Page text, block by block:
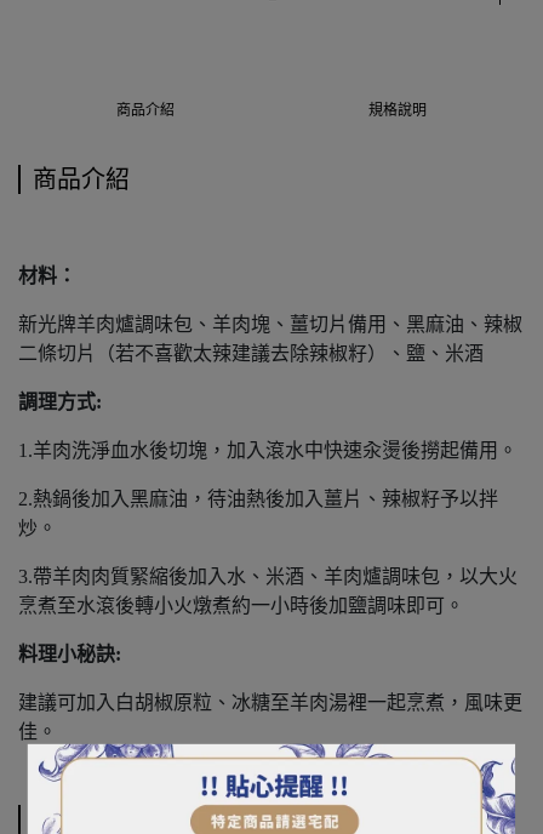
商品介紹 規格說明
商品介紹
材料：
新光牌羊肉爐調味包、羊肉塊、薑切片備用、黑麻油、辣椒
二條切片（若不喜歡太辣建議去除辣椒籽）、鹽、米酒
調理方式:
1.羊肉洗淨血水後切塊，加入滾水中快速汆燙後撈起備用。
2.熱鍋後加入黑麻油，待油熱後加入薑片、辣椒籽予以拌
炒。
3.帶羊肉肉質緊縮後加入水、米酒、羊肉爐調味包，以大火
烹煮至水滾後轉小火燉煮約一小時後加鹽調味即可。
料理小秘訣:
建議可加入白胡椒原粒、冰糖至羊肉湯裡一起烹煮，風味更
佳。
規格說明